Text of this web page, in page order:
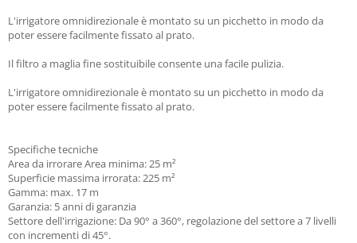
L'irrigatore omnidirezionale è montato su un picchetto in modo da
poter essere facilmente fissato al prato.
Il filtro a maglia fine sostituibile consente una facile pulizia.
L'irrigatore omnidirezionale è montato su un picchetto in modo da
poter essere facilmente fissato al prato.
Specifiche tecniche
Area da irrorare Area minima: 25 m²
Superficie massima irrorata: 225 m²
Gamma: max. 17 m
Garanzia: 5 anni di garanzia
Settore dell'irrigazione: Da 90° a 360°, regolazione del settore a 7 livelli
con incrementi di 45°.